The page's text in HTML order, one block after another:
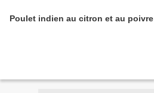
Poulet indien au citron et au poivre